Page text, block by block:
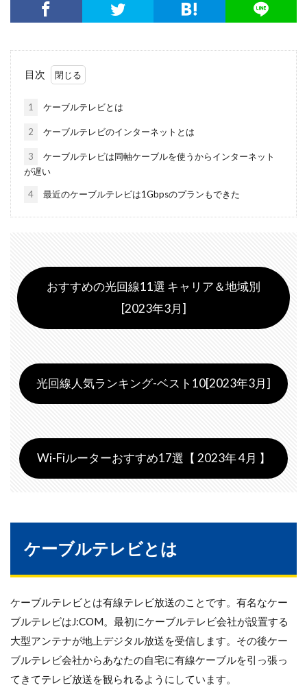
目次
1 ケーブルテレビとは
2 ケーブルテレビのインターネットとは
3
ケーブルテレビは同軸ケーブルを使うからインターネット
が遅い
4 最近のケーブルテレビは1Gbpsのプランもできた
おすすめの光回線11選 キャリア＆地域別
[2023年3月]
光回線人気ランキング-ベスト10[2023年3月]
Wi-Fiルーターおすすめ17選【 2023年 4月 】
ケーブルテレビとは
ケーブルテレビとは有線テレビ放送のことです。有名なケー
ブルテレビはJ:COM。最初にケーブルテレビ会社が設置する
大型アンテナが地上デジタル放送を受信します。その後ケー
ブルテレビ会社からあなたの自宅に有線ケーブルを引っ張っ
てきてテレビ放送を観られるようにしています。